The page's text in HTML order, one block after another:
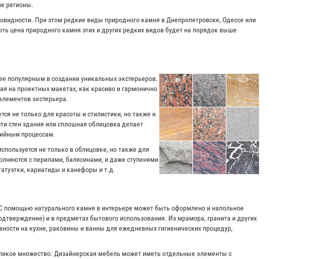
регионы.
При этом редкие виды природного камня в Днепропетровске, Одессе или
цена природного камня этих и других редких видов будет на порядок выше
популярным в создании уникальных экстерьеров.
на проектных макетах, как красиво и гармонично
экстерьера.
не только для красоты и стилистики, но также и
стен здания или сплошная облицовка делает
процессам.
не только в облицовке, но также для
с перилами, балясинами, и даже ступенями
кариатиды и канефоры и т.д.
помощью натурального камня в интерьере может быть оформлено и напольное
и в предметах бытового использования. Из мрамора, гранита и других
на кухне, раковины и ванны для ежедневных гигиенических процедур,
множество. Дизайнерская мебель может иметь отдельные элементы с